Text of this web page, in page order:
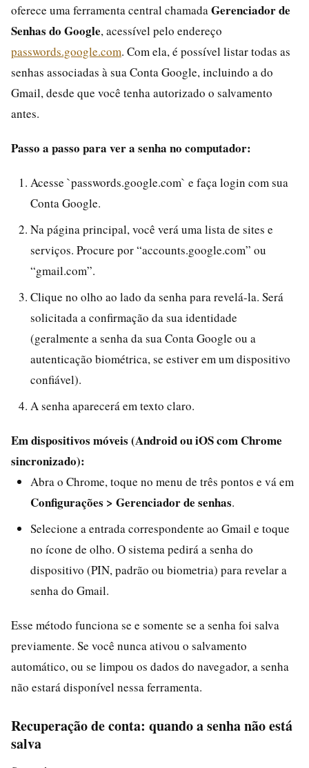
oferece uma ferramenta central chamada Gerenciador de
Senhas do Google, acessível pelo endereço
passwords.google.com. Com ela, é possível listar todas as
senhas associadas à sua Conta Google, incluindo a do
Gmail, desde que você tenha autorizado o salvamento
antes.
Passo a passo para ver a senha no computador:
Acesse `passwords.google.com` e faça login com sua
Conta Google.
Na página principal, você verá uma lista de sites e
serviços. Procure por “accounts.google.com” ou
“gmail.com”.
Clique no olho ao lado da senha para revelá-la. Será
solicitada a confirmação da sua identidade
(geralmente a senha da sua Conta Google ou a
autenticação biométrica, se estiver em um dispositivo
confiável).
A senha aparecerá em texto claro.
Em dispositivos móveis (Android ou iOS com Chrome
sincronizado):
Abra o Chrome, toque no menu de três pontos e vá em
Configurações > Gerenciador de senhas.
Selecione a entrada correspondente ao Gmail e toque
no ícone de olho. O sistema pedirá a senha do
dispositivo (PIN, padrão ou biometria) para revelar a
senha do Gmail.
Esse método funciona se e somente se a senha foi salva
previamente. Se você nunca ativou o salvamento
automático, ou se limpou os dados do navegador, a senha
não estará disponível nessa ferramenta.
Recuperação de conta: quando a senha não está
salva